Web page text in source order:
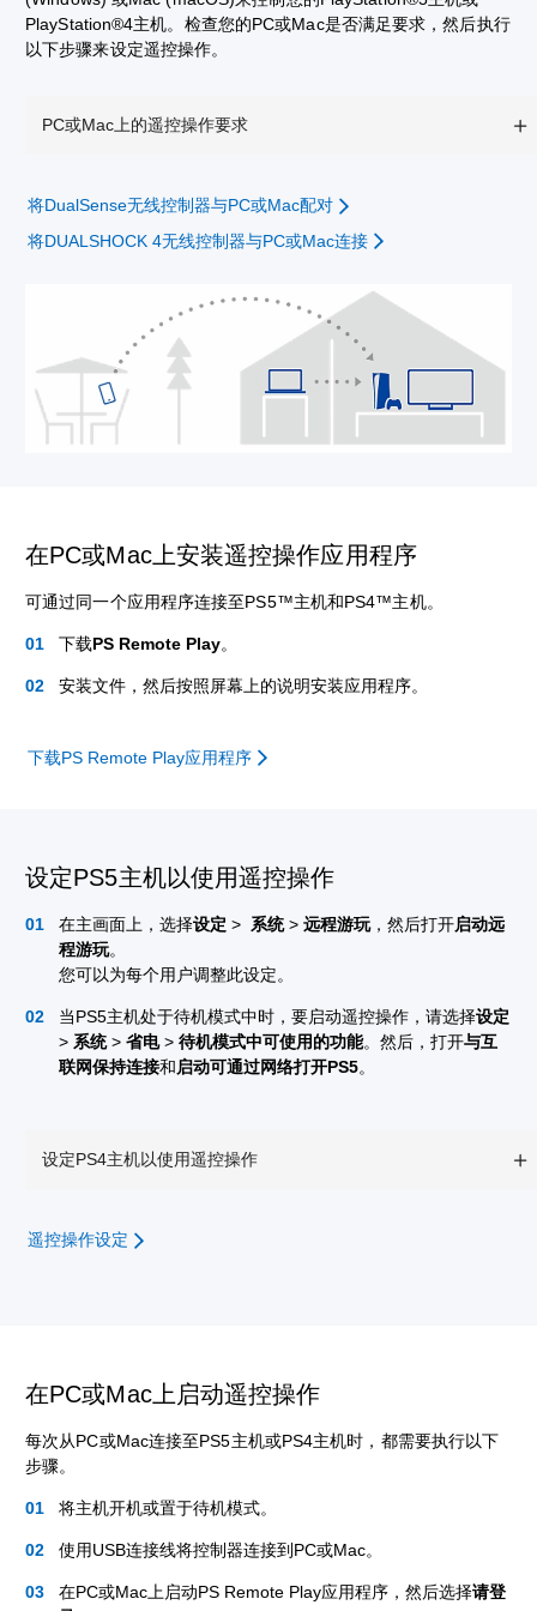
PlayStation®4主机。检查您的PC或Mac是否满足要求，然后执行
以下步骤来设定遥控操作。
PC或Mac上的遥控操作要求
将DualSense无线控制器与PC或Mac配对
将DUALSHOCK 4无线控制器与PC或Mac连接
在PC或Mac上安装遥控操作应用程序
可通过同一个应用程序连接至PS5™主机和PS4™主机。
下载PS Remote Play。
安装文件，然后按照屏幕上的说明安装应用程序。
下载PS Remote Play应用程序
设定PS5主机以使用遥控操作
在主画面上，选择设定 > 系统> 远程游玩，然后打开启动远
程游玩。
您可以为每个用户调整此设定。
当PS5主机处于待机模式中时，要启动遥控操作，请选择设定
> 系统> 省电> 待机模式中可使用的功能。然后，打开与互
联网保持连接和启动可通过网络打开PS5。
设定PS4主机以使用遥控操作
遥控操作设定
在PC或Mac上启动遥控操作
每次从PC或Mac连接至PS5主机或PS4主机时，都需要执行以下
步骤。
将主机开机或置于待机模式。
使用USB连接线将控制器连接到PC或Mac。
在PC或Mac上启动PS Remote Play应用程序，然后选择请登